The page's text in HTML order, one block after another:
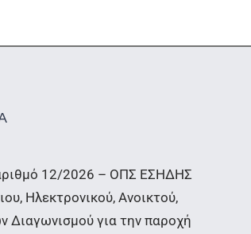
12/2026 – ΟΠΣ ΕΣΗΔΗΣ
Ηλεκτρονικού, Ανοικτού,
Διαγωνισμού για την παροχή